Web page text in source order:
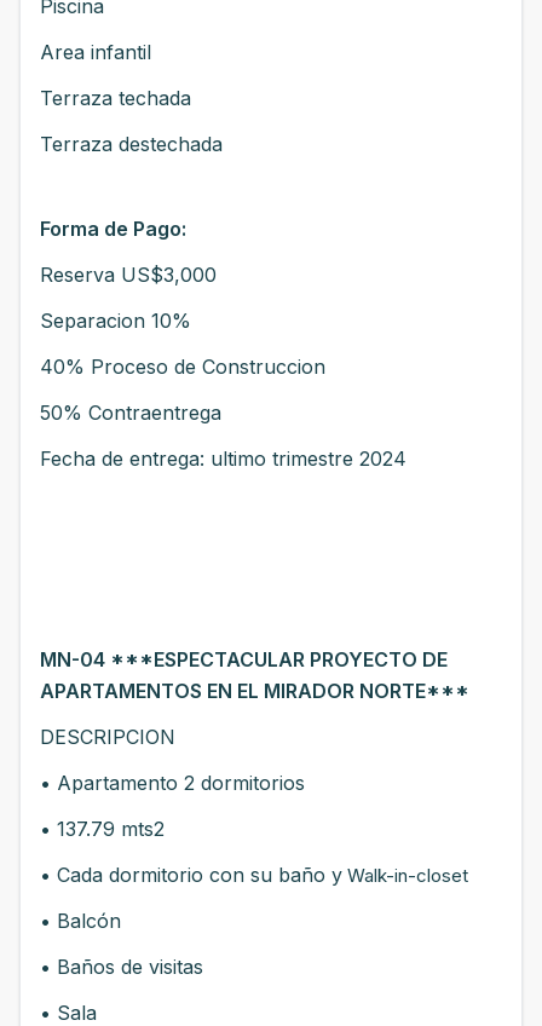
Piscina
Area infantil
Terraza techada
Terraza destechada
Forma de Pago:
Reserva US$3,000
Separacion 10%
40% Proceso de Construccion
50% Contraentrega
Fecha de entrega: ultimo trimestre 2024
MN-04 ***ESPECTACULAR PROYECTO DE
APARTAMENTOS EN EL MIRADOR NORTE***
DESCRIPCION
• Apartamento 2 dormitorios
• 137.79 mts2
• Cada dormitorio con su baño y Walk-in-closet
• Balcón
• Baños de visitas
• Sala